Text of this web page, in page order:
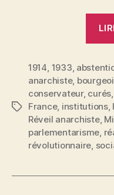
Étiquettes
1914 1933
anarchiste,
conservateur, curés
France, institutions,
Réveil anarchiste,
parlementarisme
révolutionnaire